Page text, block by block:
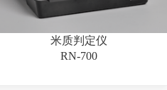
米质判定仪
RN-700